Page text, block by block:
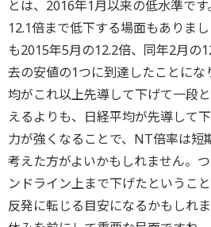
とは、2016年1月以来の低水準で
12.1倍まで低下する場面もありま
も2015年5月の12.2倍、同年2月の
去の安値の1つに到達したことにな
均がこれ以上先導して下げて一段
えるよりも、日経平均が先導して
力が強くなることで、NT倍率は短
考えた方がよいかもしれません。
ンドライン上まで下げたというこ
反発に転じる目安になるかもしれ